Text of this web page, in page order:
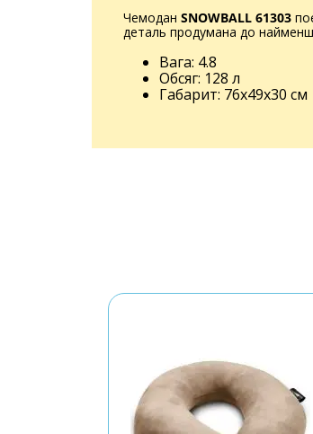
Чемодан SNOWBALL 61303
деталь продумана до
Вага: 4.8
Обсяг: 128 л
Габарит: 76x49x30 см